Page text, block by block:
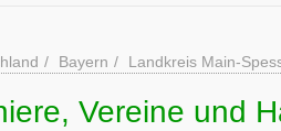
Bayern Landkreis Main-
Vereine und